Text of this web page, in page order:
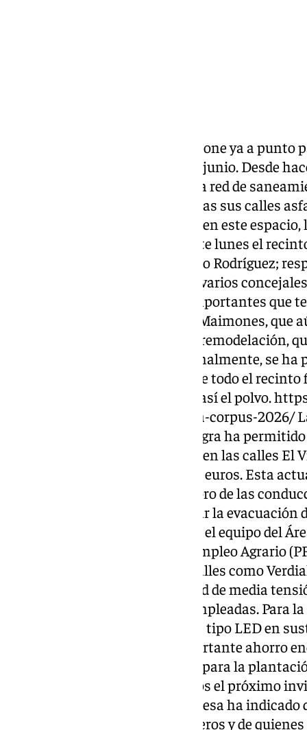
El recinto ferial de Granada se pone ya a punto
celebrará del 30 de mayo al 6 de junio. Desde
realizando obras de mejora en la red de
año, como novedad, estarán todas sus calles
avance de esas obras de mejora en este
Marifrán Carazo, ha visitado este lunes el
Federación de Caseteros, Claudio Rodríguez;
empresa municipal de aguas, y varios
es una de las novedades más importantes que
Martinetes, Verdiales, El Vito y Maimones, que
asfaltadas, han completado su remodelación,
para ejecutarse en dos fases. Finalmente, se
intervención y eso permitirá que todo el
asfaltado este año y se elimine así el polvo.
feria-comienza-montaje-caseta-corpus-2026/
actuación conjunta con Emasagra ha
abastecimiento y saneamiento en las calles El
un presupuesto de casi 167.000 euros. Esta
problemas derivados del deterioro de las
nuevos imbornales para mejorar la evacuación
encharcamientos. Además, con el equipo del
del Programa de Fomento del Empleo Agrario
asfaltado y la iluminación en calles como
Vito, así como la mejora de la red de media
actuación a 275 personas desempleadas. Para
instalado 29 nuevas luminarias tipo LED en
que permitirá también un importante ahorro
habilitado 29 nuevos alcorques para la
está previsto que sean plantados el próximo
obras del recinto ferial, la alcaldesa ha
demanda histórica de los caseteros y de